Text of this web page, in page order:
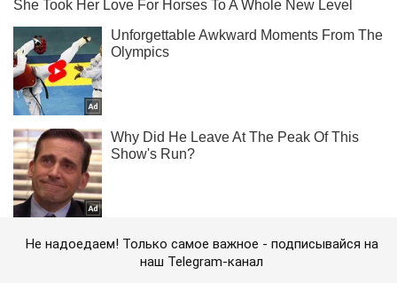
Не надоедаем! Только самое важное - подписывайся на
наш Telegram-канал